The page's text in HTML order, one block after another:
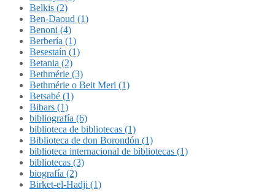
Belkis (2)
Ben-Daoud (1)
Benoni (4)
Berbería (1)
Besestaín (1)
Betania (2)
Bethmérie (3)
Bethmérie o Beit Meri (1)
Betsabé (1)
Bibars (1)
bibliografía (6)
biblioteca de bibliotecas (1)
Biblioteca de don Borondón (1)
biblioteca internacional de bibliotecas (1)
bibliotecas (3)
biografía (2)
Birket-el-Hadji (1)